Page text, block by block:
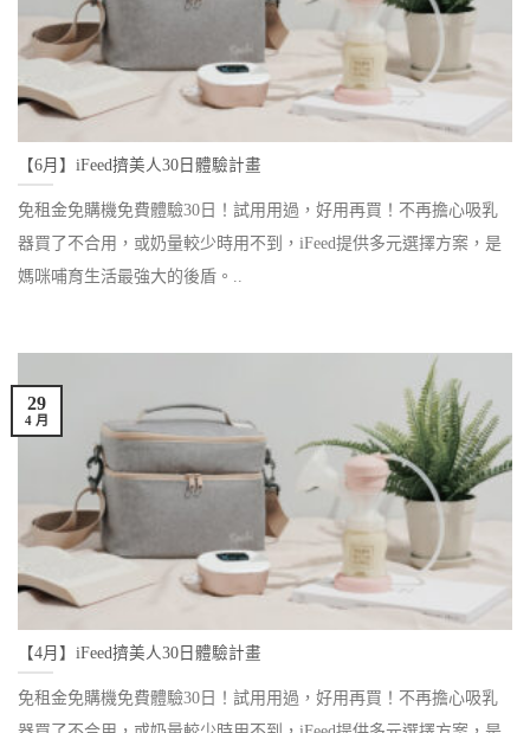
【6月】iFeed擠美人30日體驗計畫
免租金免購機免費體驗30日！試用用過，好用再買！不再擔心吸乳
器買了不合用，或奶量較少時用不到，iFeed提供多元選擇方案，是
媽咪哺育生活最強大的後盾。..
【4月】iFeed擠美人30日體驗計畫
免租金免購機免費體驗30日！試用用過，好用再買！不再擔心吸乳
29
4 月